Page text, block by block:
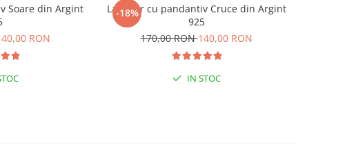
Soare din Argint
RON
-18%
Lantisor cu pandantiv Cruce din Argint
925
170,00 RON140,00 RON
IN STOC